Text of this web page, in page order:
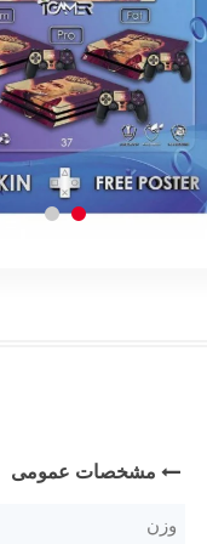
مشخصات عمومی
وزن